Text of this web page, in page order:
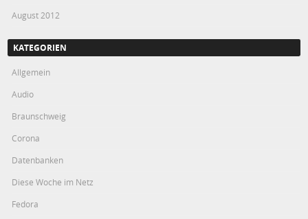
August 2012
KATEGORIEN
Allgemein
Audio
Braunschweig
Corona
Datenbanken
Diese Woche im Netz
Fedora